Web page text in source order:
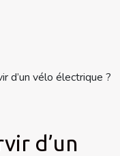
d’un vélo électrique ?
d’un